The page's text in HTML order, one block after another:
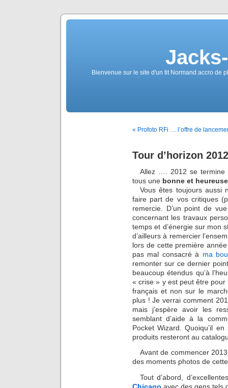
Bienvenue sur le site d'un tit Normand accro de
« Profoto RFi … l’offre de
Tour d’horizon 2012
Allez …. 2012 se termine
tous une bonne et
Vous êtes toujours aussi
faire part de vos critiques
remercie. D’un point de
concernant les travaux
temps et d’énergie sur mon
d’ailleurs à remercier
lors de cette première
pas mal consacré à ma
remonter sur ce dernier
beaucoup étendus qu’à
« crise » y est peut être pour
français et non sur le
plus ! Je verrai comment
mais j’espère avoir les
semblant d’aide à la
Pocket Wizard. Quoiqu’il
produits resteront au
Avant de commencer
des moments photos de
Tout d’abord,
Chicago avec des gens tels